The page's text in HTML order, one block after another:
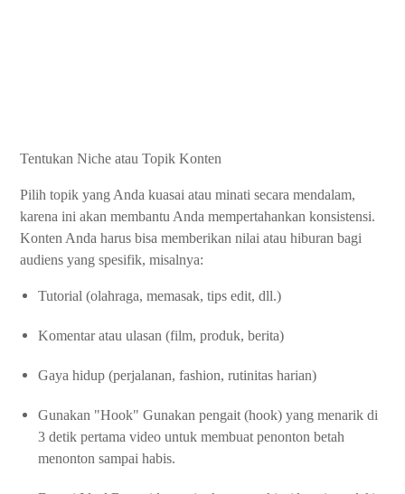
Tentukan Niche atau Topik Konten
Pilih topik yang Anda kuasai atau minati secara mendalam,
karena ini akan membantu Anda mempertahankan konsistensi.
Konten Anda harus bisa memberikan nilai atau hiburan bagi
audiens yang spesifik, misalnya:
Tutorial (olahraga, memasak, tips edit, dll.)
Komentar atau ulasan (film, produk, berita)
Gaya hidup (perjalanan, fashion, rutinitas harian)
Gunakan "Hook" Gunakan pengait (hook) yang menarik di
3 detik pertama video untuk membuat penonton betah
menonton sampai habis.